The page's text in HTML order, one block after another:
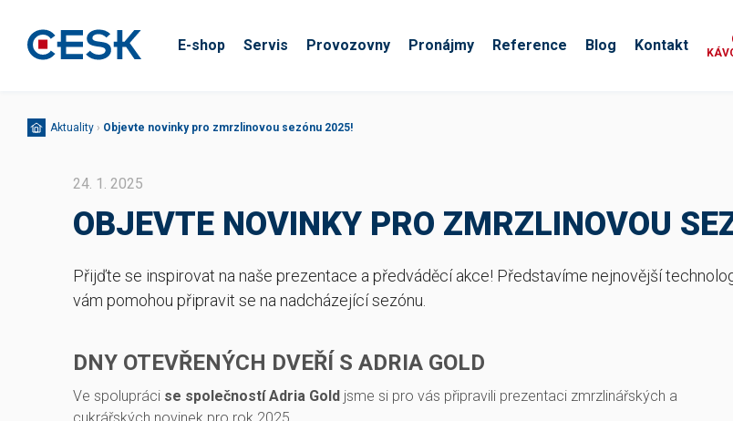
E-shop Servis Provozovny Pronájmy Reference Blog Kontakt
Aktuality › Objevte novinky pro zmrzlinovou sezónu 2025!
24. 1. 2025
OBJEVTE NOVINKY PRO ZMRZLINOVOU
Přijďte se inspirovat na naše prezentace a předváděcí akce! Představíme nejnovější
vám pomohou připravit se na nadcházející sezónu.
DNY OTEVŘENÝCH DVEŘÍ S ADRIA GOLD
Ve spolupráci se společností Adria Gold jsme si pro vás připravili prezentaci zmrzlinářských a